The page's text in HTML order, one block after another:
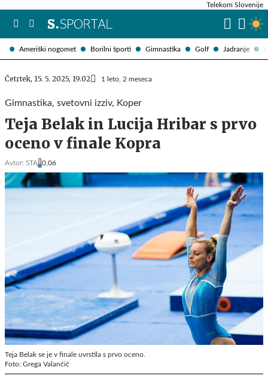
Ameriški nogomet Borilni športi Gimnastika Golf Jadranje
Telekom Slovenije
Četrtek, 15. 5. 2025, 19.02 1 leto, 2 meseca
Gimnastika, svetovni izziv, Koper
Teja Belak in Lucija Hribar s prvo
oceno v finale Kopra
Avtor: STA 0,06
Teja Belak se je v finale uvrstila s prvo oceno.
Foto: Grega Valančič